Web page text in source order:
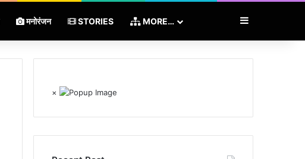
मनोरंजन STORIES MORE… Sidebar
×